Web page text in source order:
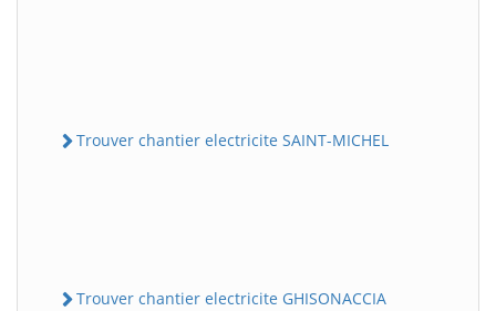
Trouver chantier electricite SAINT-MICHEL
Trouver chantier electricite GHISONACCIA